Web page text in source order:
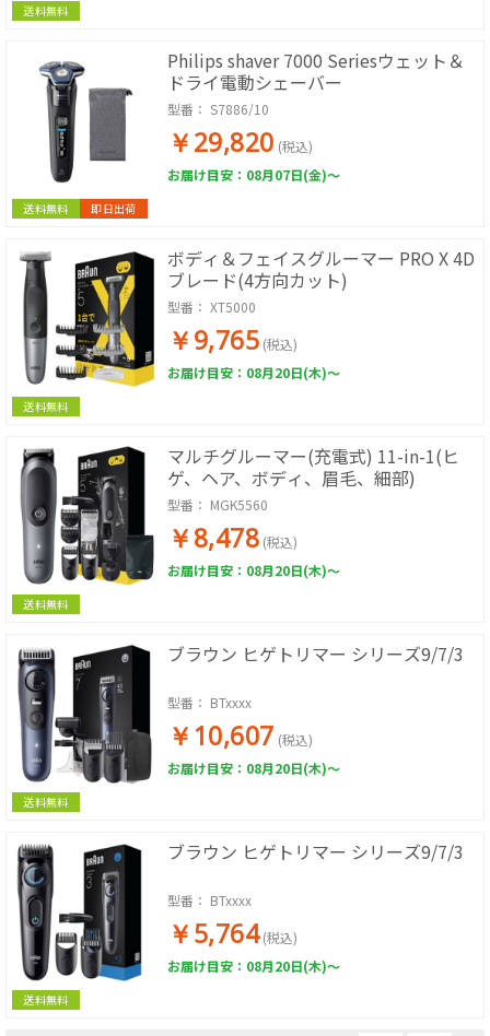
送料無料
送料無料 即日出荷
Philips shaver 7000 Seriesウェット＆
ドライ電動シェーバー
型番： S7886/10
￥29,820 (税込)
お届け目安：08月07日(金)～
送料無料
ボディ＆フェイスグルーマー PRO X 4D
ブレード(4方向カット)
型番： XT5000
￥9,765 (税込)
お届け目安：08月20日(木)～
送料無料
マルチグルーマー(充電式) 11-in-1(ヒ
ゲ、ヘア、ボディ、眉毛、細部)
型番： MGK5560
￥8,478 (税込)
お届け目安：08月20日(木)～
送料無料
ブラウン ヒゲトリマー シリーズ9/7/3
型番： BTxxxx
￥10,607 (税込)
お届け目安：08月20日(木)～
送料無料
ブラウン ヒゲトリマー シリーズ9/7/3
型番： BTxxxx
￥5,764 (税込)
お届け目安：08月20日(木)～